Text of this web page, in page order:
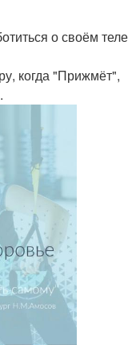
о своём теле
когда "Прижмёт",